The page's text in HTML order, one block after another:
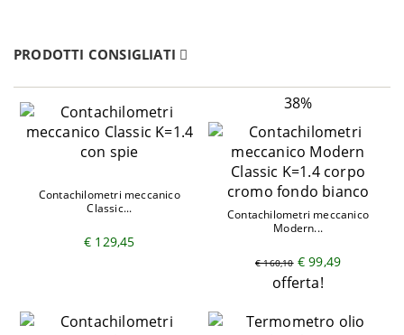
PRODOTTI CONSIGLIATI
Contachilometri meccanico
Classic...
€ 129,45
38%
Contachilometri meccanico
Modern...
€ 160,10 € 99,49
offerta!